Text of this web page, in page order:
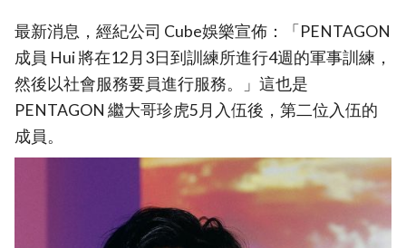
最新消息，經紀公司 Cube娛樂宣佈：「PENTAGON
成員 Hui 將在12月3日到訓練所進行4週的軍事訓練，
然後以社會服務要員進行服務。」這也是
PENTAGON 繼大哥珍虎5月入伍後，第二位入伍的
成員。